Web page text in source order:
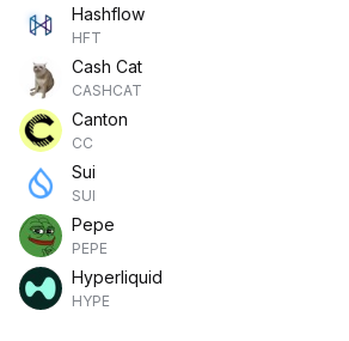
Hashflow
HFT
Cash Cat
CASHCAT
Canton
CC
Sui
SUI
Pepe
PEPE
Hyperliquid
HYPE